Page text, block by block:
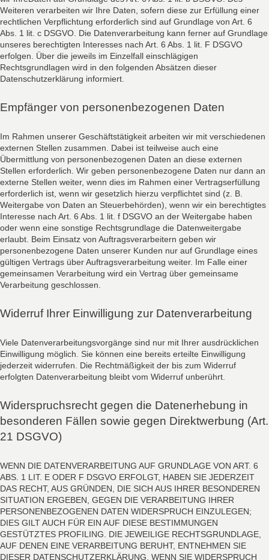
Weiteren verarbeiten wir Ihre Daten, sofern diese zur Erfüllung einer
rechtlichen Verpflichtung erforderlich sind auf Grundlage von Art. 6
Abs. 1 lit. c DSGVO. Die Datenverarbeitung kann ferner auf Grundlage
unseres berechtigten Interesses nach Art. 6 Abs. 1 lit. F DSGVO
erfolgen. Über die jeweils im Einzelfall einschlägigen
Rechtsgrundlagen wird in den folgenden Absätzen dieser
Datenschutzerklärung informiert.
Empfänger von personenbezogenen Daten
Im Rahmen unserer Geschäftstätigkeit arbeiten wir mit verschiedenen
externen Stellen zusammen. Dabei ist teilweise auch eine
Übermittlung von personenbezogenen Daten an diese externen
Stellen erforderlich. Wir geben personenbezogene Daten nur dann an
externe Stellen weiter, wenn dies im Rahmen einer Vertragserfüllung
erforderlich ist, wenn wir gesetzlich hierzu verpflichtet sind (z. B.
Weitergabe von Daten an Steuerbehörden), wenn wir ein berechtigtes
Interesse nach Art. 6 Abs. 1 lit. f DSGVO an der Weitergabe haben
oder wenn eine sonstige Rechtsgrundlage die Datenweitergabe
erlaubt. Beim Einsatz von Auftragsverarbeitern geben wir
personenbezogene Daten unserer Kunden nur auf Grundlage eines
gültigen Vertrags über Auftragsverarbeitung weiter. Im Falle einer
gemeinsamen Verarbeitung wird ein Vertrag über gemeinsame
Verarbeitung geschlossen.
Widerruf Ihrer Einwilligung zur Datenverarbeitung
Viele Datenverarbeitungsvorgänge sind nur mit Ihrer ausdrücklichen
Einwilligung möglich. Sie können eine bereits erteilte Einwilligung
jederzeit widerrufen. Die Rechtmäßigkeit der bis zum Widerruf
erfolgten Datenverarbeitung bleibt vom Widerruf unberührt.
Widerspruchsrecht gegen die Datenerhebung in
besonderen Fällen sowie gegen Direktwerbung (Art.
21 DSGVO)
WENN DIE DATENVERARBEITUNG AUF GRUNDLAGE VON ART. 6
ABS. 1 LIT. E ODER F DSGVO ERFOLGT, HABEN SIE JEDERZEIT
DAS RECHT, AUS GRÜNDEN, DIE SICH AUS IHRER BESONDEREN
SITUATION ERGEBEN, GEGEN DIE VERARBEITUNG IHRER
PERSONENBEZOGENEN DATEN WIDERSPRUCH EINZULEGEN;
DIES GILT AUCH FÜR EIN AUF DIESE BESTIMMUNGEN
GESTÜTZTES PROFILING. DIE JEWEILIGE RECHTSGRUNDLAGE,
AUF DENEN EINE VERARBEITUNG BERUHT, ENTNEHMEN SIE
DIESER DATENSCHUTZERKLÄRUNG. WENN SIE WIDERSPRUCH